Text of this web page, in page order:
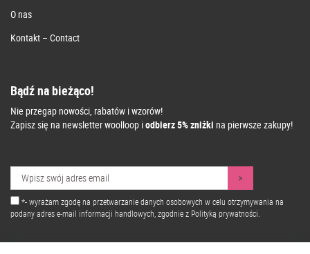
O nas
Kontakt – Contact
Bądź na bieżąco!
Nie przegap nowości, rabatów i wzorów!
Zapisz się na newsletter woolloop iodbierz 5% zniżki na pierwsze zakupy!
*- wyrażam zgodę na przetwarzanie danych osobowych w celu otrzymywania na
podany adres e-mail informacji handlowych, zgodnie z Polityką prywatności.